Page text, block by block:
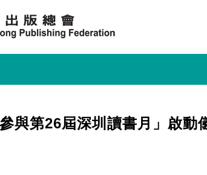
與第26屆深圳讀書月」啟動